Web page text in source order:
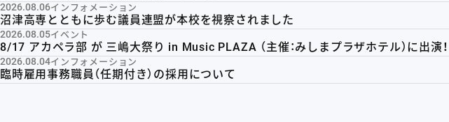
2026.08.06インフォメーション
沼津高専とともに歩む議員連盟が本校を視察されました
2026.08.05イベント
8/17 アカペラ部 が 三嶋大祭り in Music PLAZA （主催：みしまプラザホテル）に出演！
2026.08.04インフォメーション
臨時雇用事務職員（任期付き）の採用について